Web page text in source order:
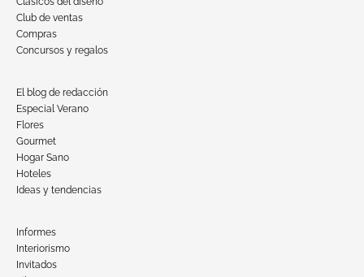
Club de ventas
Compras
Concursos y regalos
El blog de redacción
Especial Verano
Flores
Gourmet
Hogar Sano
Hoteles
Ideas y tendencias
Informes
Interiorismo
Invitados